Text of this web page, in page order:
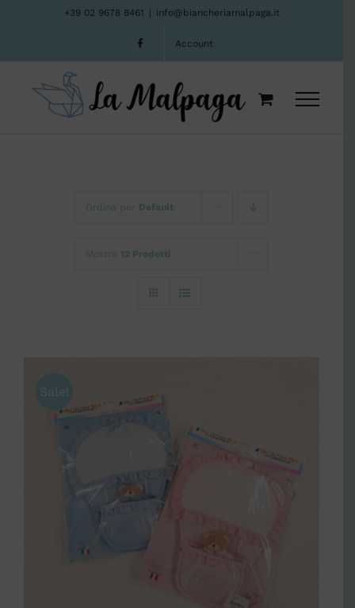
+39 02 9678 8461 info@biancheriamalpaga.it
Account
Ordina per Default
Mostra 12 Prodotti
Sale!
SCEGLI